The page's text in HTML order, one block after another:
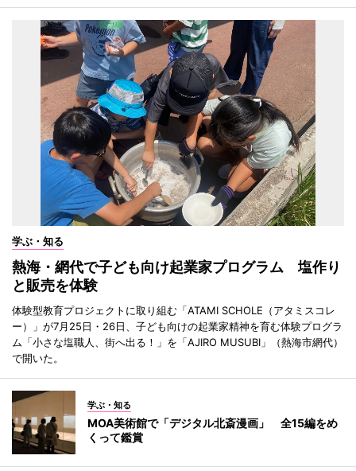
学ぶ・知る
熱海・網代で子ども向け起業家プログラム 塩作り
と販売を体験
体験型教育プロジェクトに取り組む「ATAMI SCHOLE（アタミスコレ
ー）」が7月25日・26日、子ども向けの起業家精神を育む体験プログラ
ム「小さな塩職人、街へ出る！」を「AJIRO MUSUBI」（熱海市網代）
で開いた。
学ぶ・知る
MOA美術館で「デジタル北斎漫画」 全15編をめ
くって鑑賞